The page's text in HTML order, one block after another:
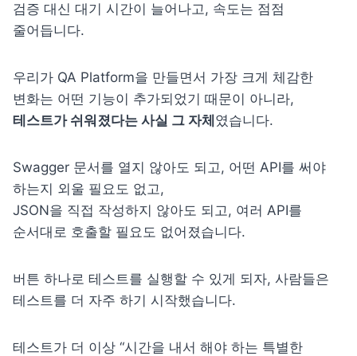
검증 대신 대기 시간이 늘어나고, 속도는 점점
줄어듭니다.
우리가 QA Platform을 만들면서 가장 크게 체감한
테스트가 쉬워졌다는 사실 그 자체 였습니다.
Swagger 문서를 열지 않아도 되고, 어떤 API를 써야
하는지 외울 필요도 없고,
JSON을 직접 작성하지 않아도 되고, 여러 API를
순서대로 호출할 필요도 없어졌습니다.
버튼 하나로 테스트를 실행할 수 있게 되자, 사람들은
테스트를 더 자주 하기 시작했습니다.
테스트가 더 이상 “시간을 내서 해야 하는 특별한